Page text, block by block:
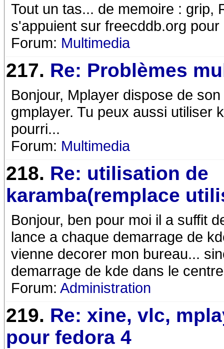
Tout un tas... de memoire : grip,
s'appuient sur freecddb.org
Forum: Multimedia
217. Re: Problèmes
Bonjour, Mplayer dispose de
gmplayer. Tu peux aussi utiliser
pourri...
Forum: Multimedia
218. Re: utilisation de
karamba(remplace
Bonjour, ben pour moi il a suffit
lance a chaque demarrage de
vienne decorer mon bureau...
demarrage de kde dans le
Forum: Administration
219. Re: xine, vlc,
pour fedora 4